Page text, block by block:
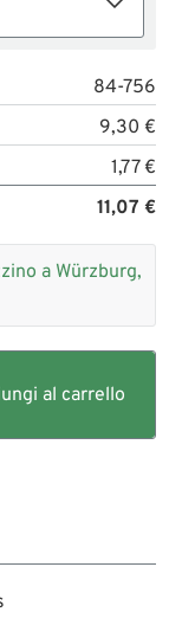
84-756
9,30 €
1,77 €
11,07 €
a Würzburg,